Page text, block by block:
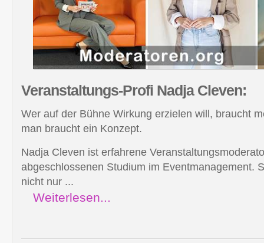
Veranstaltungs-Profi Nadja Cleven:
Wer auf der Bühne Wirkung erzielen will, braucht
man braucht ein Konzept.
Nadja Cleven ist erfahrene
abgeschlossenen Studium im Eventmanagement.
nicht nur ...
Weiterlesen...